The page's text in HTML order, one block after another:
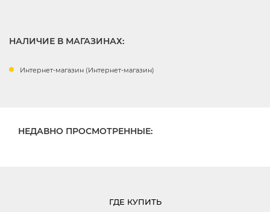
НАЛИЧИЕ В МАГАЗИНАХ:
Интернет-магазин (Интернет-магазин)
НЕДАВНО ПРОСМОТРЕННЫЕ:
ГДЕ КУПИТЬ